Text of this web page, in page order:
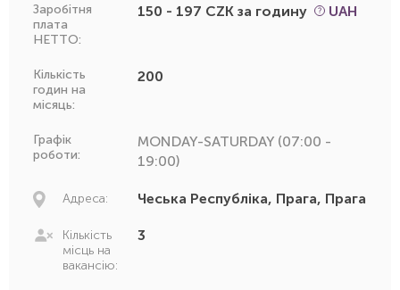
Заробітня
плата
НЕТТО:
150 - 197 CZK за годину UAH
Кількість
годин на
місяць:
200
Графік
роботи:
MONDAY-SATURDAY (07:00 -
19:00)
Адреса: Чеська Республіка, Прага, Прага
Кількість
місць на
вакансію:
3